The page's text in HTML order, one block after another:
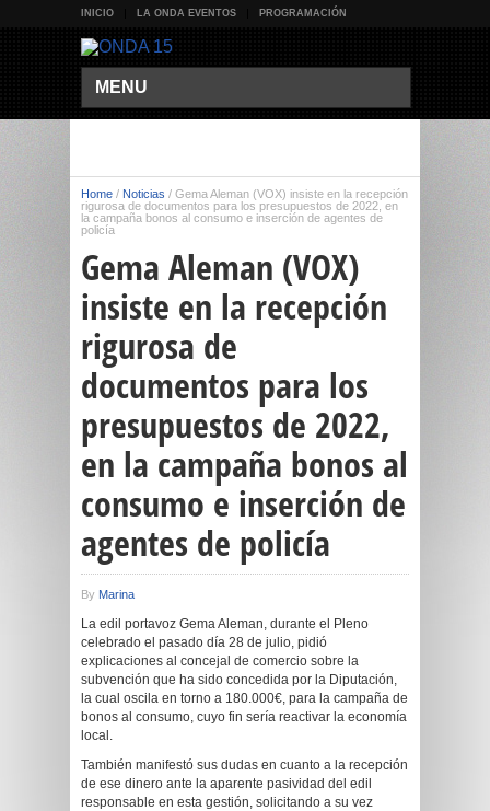
INICIO LA ONDA EVENTOS PROGRAMACIÓN
MENU
Home / Noticias / Gema Aleman (VOX) insiste en la recepción
rigurosa de documentos para los presupuestos de 2022, en
la campaña bonos al consumo e inserción de agentes de
policía
Gema Aleman (VOX)
insiste en la recepción
rigurosa de
documentos para los
presupuestos de 2022,
en la campaña bonos al
consumo e inserción de
agentes de policía
By Marina
La edil portavoz Gema Aleman, durante el Pleno
celebrado el pasado día 28 de julio, pidió
explicaciones al concejal de comercio sobre la
subvención que ha sido concedida por la Diputación,
la cual oscila en torno a 180.000€, para la campaña de
bonos al consumo, cuyo fin sería reactivar la economía
local.
También manifestó sus dudas en cuanto a la recepción
de ese dinero ante la aparente pasividad del edil
responsable en esta gestión, solicitando a su vez